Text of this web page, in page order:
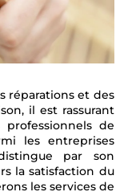
réparations et des
il est rassurant
professionnels de
les entreprises
par son
la satisfaction du
les services de